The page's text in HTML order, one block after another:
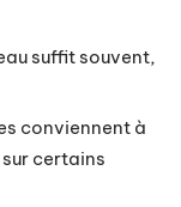
suffit souvent,
conviennent à
certains